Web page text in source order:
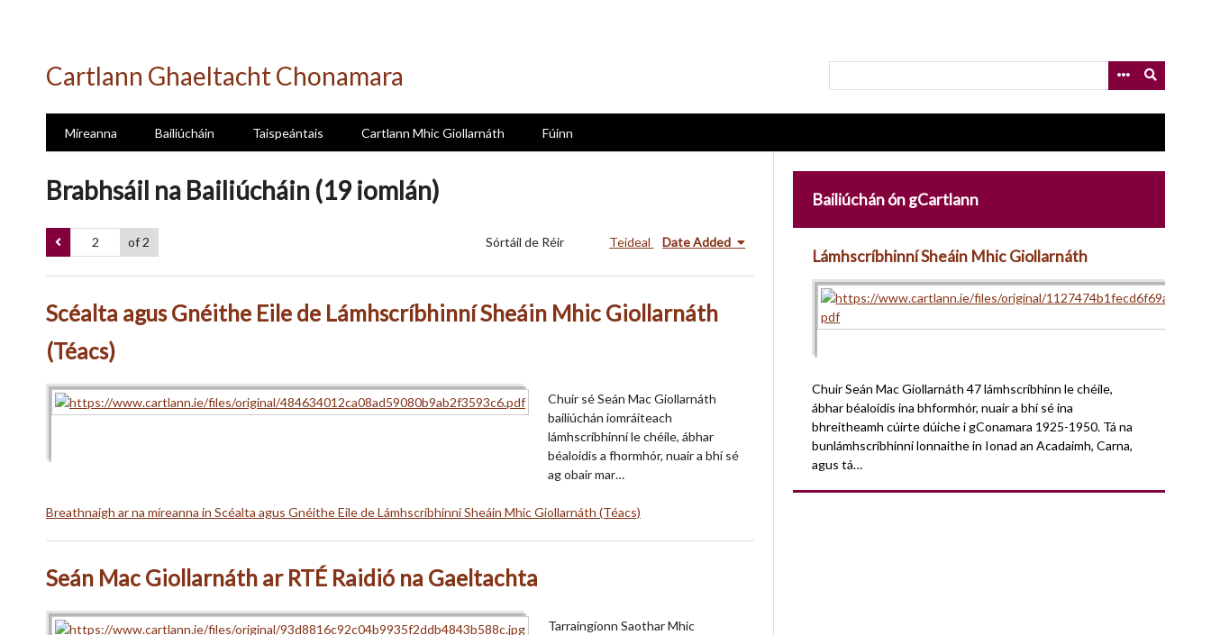
Cartlann Ghaeltacht Chonamara
Míreanna Bailiúcháin Taispeántais Cartlann Mhic Giollarnáth Fúinn
Brabhsáil na Bailiúcháin (19 iomlán)
of 2 Sórtáil de Réir Teideal Date Added
Scéalta agus Gnéithe Eile de Lámhscríbhinní Sheáin Mhic Giollarnáth
(Téacs)
Chuir sé Seán Mac Giollarnáth
bailiúchán iomráiteach
lámhscríbhinní le chéile, ábhar
béaloidis a fhormhór, nuair a bhí sé
ag obair mar…
Breathnaigh ar na míreanna in Scéalta agus Gnéithe Eile de Lámhscríbhinní Sheáin Mhic Giollarnáth (Téacs)
Seán Mac Giollarnáth ar RTÉ Raidió na Gaeltachta
Tarraingíonn Saothar Mhic
Bailiúchán ón gCartlann
Lámhscríbhinní Sheáin Mhic Giollarnáth
Chuir Seán Mac Giollarnáth 47 lámhscríbhinn le chéile,
ábhar béaloidis ina bhformhór, nuair a bhí sé ina
bhreitheamh cúirte dúiche i gConamara 1925-1950. Tá na
bunlámhscríbhinní lonnaithe in Ionad an Acadaimh, Carna,
agus tá…